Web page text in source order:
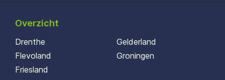
Overzicht
Drenthe
Flevoland
Friesland
Gelderland
Groningen